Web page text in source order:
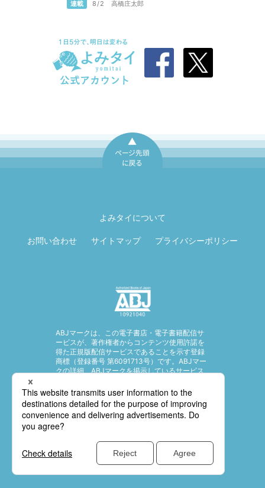
連載 8/2 高橋庄太郎
よみタイについて
お問い合わせ サイトマップ プライバシーポリシー
ABJマークは、この電子書店・電子書籍配信サ
ービスが、著作権者からコンテンツ使用許諾を
得た正規版配信サービスであることを示す登録
商標（登録番号 第6091713号）です。ABJマー
クの詳細、ABJマークを掲示しているサービス
© SHUEISHA Inc. All rights reserved.